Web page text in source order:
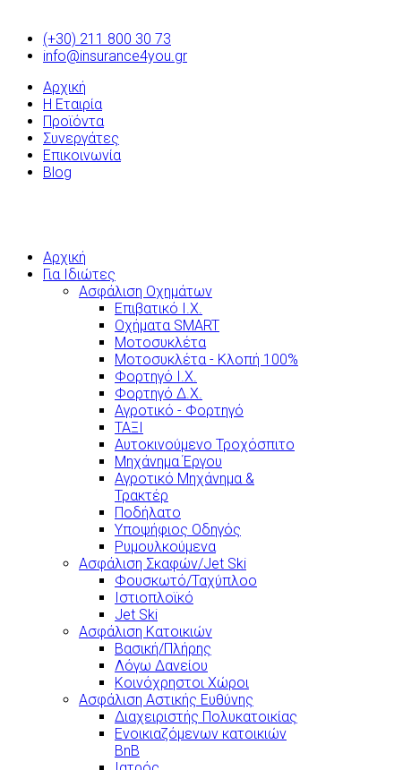
(+30) 211 800 30 73
info@insurance4you.gr
Αρχική
Η Εταιρία
Προϊόντα
Συνεργάτες
Επικοινωνία
Blog
Αρχική
Για Ιδιώτες
Ασφάλιση Οχημάτων
Επιβατικό Ι.Χ.
Οχήματα SMART
Μοτοσυκλέτα
Μοτοσυκλέτα - Κλοπή 100%
Φορτηγό Ι.Χ.
Φορτηγό Δ.Χ.
Αγροτικό - Φορτηγό
ΤΑΞΙ
Αυτοκινούμενο Τροχόσπιτο
Μηχάνημα Έργου
Αγροτικό Μηχάνημα &
Τρακτέρ
Ποδήλατο
Υποψήφιος Οδηγός
Ρυμουλκούμενα
Ασφάλιση Σκαφών/Jet Ski
Φουσκωτό/Ταχύπλοο
Ιστιοπλοϊκό
Jet Ski
Ασφάλιση Κατοικιών
Βασική/Πλήρης
Λόγω Δανείου
Κοινόχρηστοι Χώροι
Ασφάλιση Αστικής Ευθύνης
Διαχειριστής Πολυκατοικίας
Ενοικιαζόμενων κατοικιών
BnB